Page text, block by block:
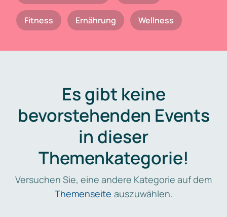
Fitness Ernährung Wellness
Es gibt keine
bevorstehenden Events
in dieser
Themenkategorie!
Versuchen Sie, eine andere Kategorie auf dem
Themenseite auszuwählen.